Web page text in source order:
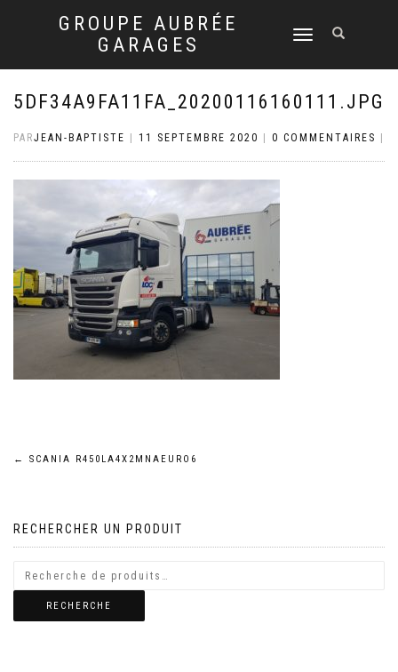
GROUPE AUBRÉE
GARAGES
DÉPLIER
NAVIGATION
5DF34A9FA11FA_20200116160111.JPG
PARJEAN-BAPTISTE 11 SEPTEMBRE 2020 0 COMMENTAIRES
Navigation
l’article
← SCANIA R450LA4X2MNAEURO6
RECHERCHER UN PRODUIT
RECHERCHE